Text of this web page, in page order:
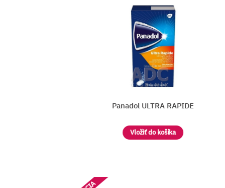
ASPIRIN C
Vložiť do košíka